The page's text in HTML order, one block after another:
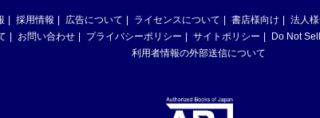
採用情報 広告について ライセンスについて 書店様向け 法人
お問い合わせ プライバシーポリシー サイトポリシー
Do Not
利用者情報の外部送信について